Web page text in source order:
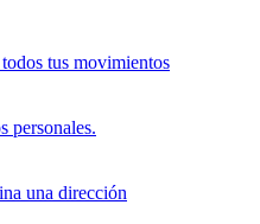
tus movimientos
personales.
una dirección